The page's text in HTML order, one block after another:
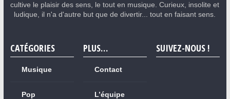
cultive le plaisir des sens, le tout en musique. Curieux, insolite et
ludique, il n'a d'autre but que de divertir... tout en faisant sens.
CATÉGORIES
Musique
Pop
PLUS…
Contact
L’équipe
SUIVEZ-NOUS !